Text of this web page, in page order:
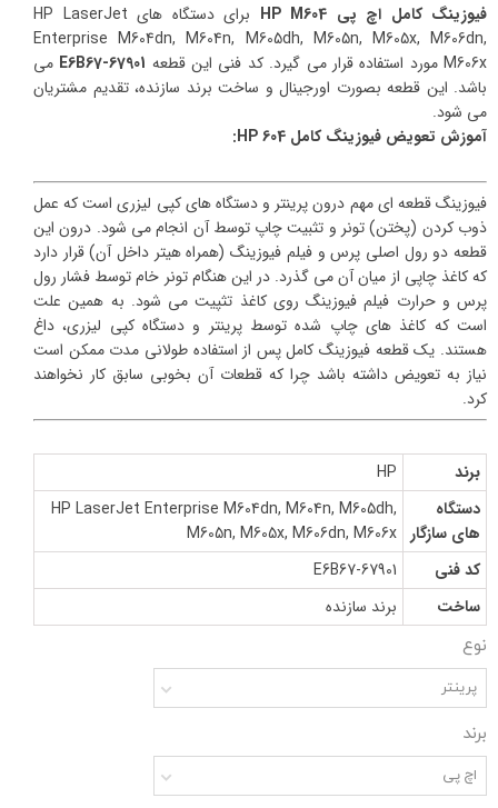
فیوزینگ کامل اچ پی HP M604
برای دستگاه های HP LaserJet
Enterprise M604dn, M604n, M605dh, M605n, M605x, M606dn,
M606x مورد استفاده قرار می گیرد. کد فنی این قطعه E6B67-67901 می
باشد. این قطعه بصورت اورجینال و ساخت برند سازنده، تقدیم مشتریان
می شود.
آموزش تعویض فیوزینگ کامل HP 604:
فیوزینگ قطعه ای مهم درون پرینتر و دستگاه های کپی لیزری است که عمل
ذوب کردن (پختن) تونر و تثبیت چاپ توسط آن انجام می شود. درون این
قطعه دو رول اصلی پرس و فیلم فیوزینگ (همراه هیتر داخل آن) قرار دارد
که کاغذ چاپی از میان آن می گذرد. در این هنگام تونر خام توسط فشار رول
پرس و حرارت فیلم فیوزینگ روی کاغذ تثپیت می شود. به همین علت
است که کاغذ های چاپ شده توسط پرینتر و دستگاه کپی لیزری، داغ
هستند. یک قطعه فیوزینگ کامل پس از استفاده طولانی مدت ممکن است
نیاز به تعویض داشته باشد چرا که قطعات آن بخوبی سابق کار نخواهند
کرد.
برند
HP
دستگاه
های سازگار
HP LaserJet Enterprise M604dn, M604n, M605dh,
M605n, M605x, M606dn, M606x
کد فنی
E6B67-67901
ساخت
برند سازنده
نوع
پرینتر
برند
اچ پی